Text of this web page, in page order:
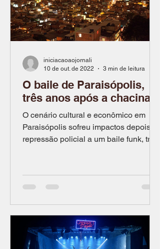
O baile de Paraisópolis,
três anos após a chacina
O cenário cultural e econômico em
Paraisópolis sofreu impactos depois da
repressão policial a um baile funk, três
iniciacaoaojornali
10 de out. de 2022
3 min de leitura